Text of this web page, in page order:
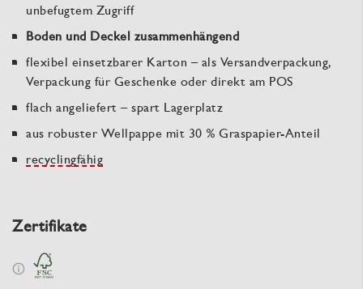
unbefugtem Zugriff
Boden und Deckel zusammenhängend
flexibel einsetzbarer Karton – als Versandverpackung,
Verpackung für Geschenke oder direkt am POS
flach angeliefert – spart Lagerplatz
aus robuster Wellpappe mit 30 % Graspapier-Anteil
recyclingfähig
Zertifikate